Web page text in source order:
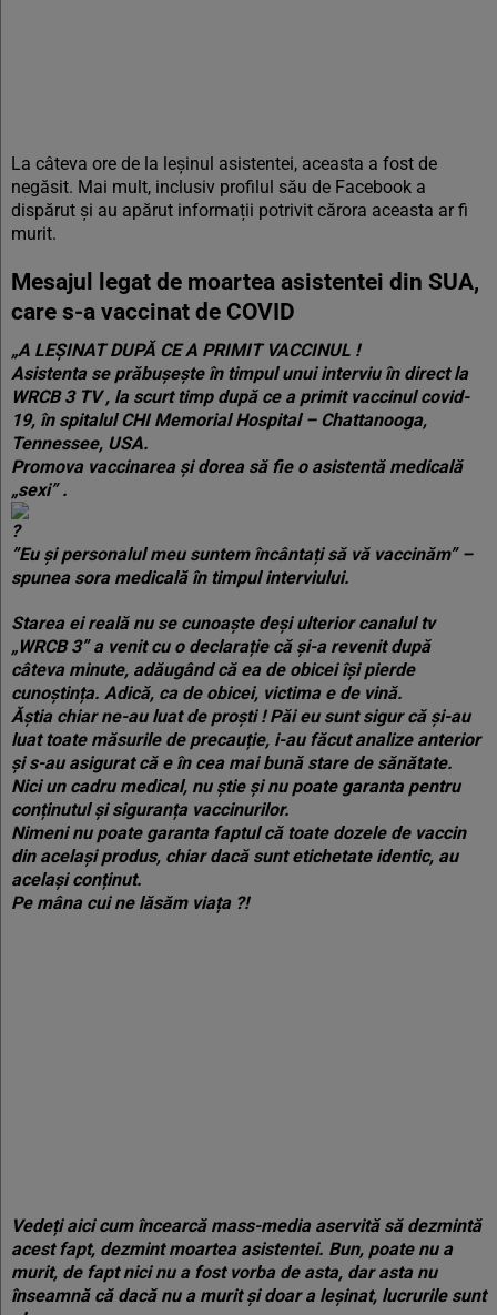
La câteva ore de la leșinul asistentei, aceasta a fost de
negăsit. Mai mult, inclusiv profilul său de Facebook a
dispărut și au apărut informații potrivit cărora aceasta ar fi
murit.
Mesajul legat de moartea asistentei din SUA,
care s-a vaccinat de COVID
„A LEȘINAT DUPĂ CE A PRIMIT VACCINUL !
Asistenta se prăbușește în timpul unui interviu în direct la
WRCB 3 TV , la scurt timp după ce a primit vaccinul covid-
19, în spitalul CHI Memorial Hospital – Chattanooga,
Tennessee, USA.
Promova vaccinarea și dorea să fie o asistentă medicală
„sexi” .
”Eu și personalul meu suntem încântați să vă vaccinăm” –
spunea sora medicală în timpul interviului.
Starea ei reală nu se cunoaște deși ulterior canalul tv
„WRCB 3” a venit cu o declarație că și-a revenit după
câteva minute, adăugând că ea de obicei își pierde
cunoștința. Adică, ca de obicei, victima e de vină.
Ăștia chiar ne-au luat de proști ! Păi eu sunt sigur că și-au
luat toate măsurile de precauție, i-au făcut analize anterior
și s-au asigurat că e în cea mai bună stare de sănătate.
Nici un cadru medical, nu știe și nu poate garanta pentru
conținutul și siguranța vaccinurilor.
Nimeni nu poate garanta faptul că toate dozele de vaccin
din același produs, chiar dacă sunt etichetate identic, au
același conținut.
Pe mâna cui ne lăsăm viața ?!
Vedeți aici cum încearcă mass-media aservită să dezmintă
acest fapt, dezmint moartea asistentei. Bun, poate nu a
murit, de fapt nici nu a fost vorba de asta, dar asta nu
înseamnă că dacă nu a murit și doar a leșinat, lucrurile sunt